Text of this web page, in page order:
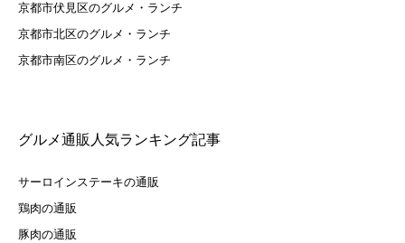
京都市伏見区のグルメ・ランチ
京都市北区のグルメ・ランチ
京都市南区のグルメ・ランチ
グルメ通販人気ランキング記事
サーロインステーキの通販
鶏肉の通販
豚肉の通販